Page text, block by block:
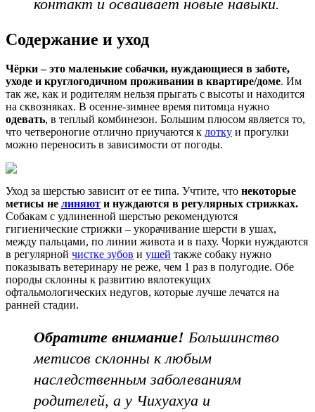
контакт и осваивает новые навыки.
Содержание и уход
Чёрки – это маленькие собачки, нуждающиеся в заботе,
уходе и круглогодичном проживании в квартире/доме. Им
так же, как и родителям нельзя прыгать с высоты и находится
на сквозняках. В осенне-зимнее время питомца нужно
одевать, в теплый комбинезон. Большим плюсом является то,
что четвероногие отлично приучаются к лотку и прогулки
можно переносить в зависимости от погоды.
Уход за шерстью зависит от ее типа. Учтите, что некоторые
метисы не линяют и нуждаются в регулярных стрижках.
Собакам с удлиненной шерстью рекомендуются
гигиенические стрижки – укорачивание шерсти в ушах,
между пальцами, по линии живота и в паху. Чорки нуждаются
в регулярной чистке зубов и ушей также собаку нужно
показывать ветеринару не реже, чем 1 раз в полугодие. Обе
породы склонны к развитию вялотекущих
офтальмологических недугов, которые лучше лечатся на
ранней стадии.
Обратите внимание! Большинство
метисов склонны к любым
наследственным заболеваниям
родителей, а у Чихуахуа и